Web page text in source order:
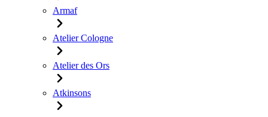
Armaf
Atelier Cologne
Atelier des Ors
Atkinsons